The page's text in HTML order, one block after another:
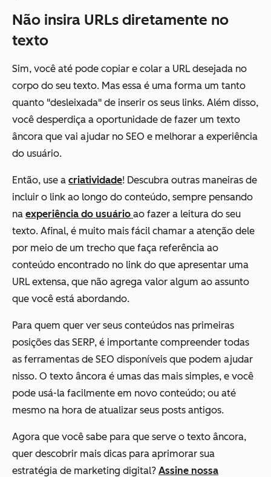
Não insira URLs diretamente no
texto
Sim, você até pode copiar e colar a URL desejada no
corpo do seu texto. Mas essa é uma forma um tanto
quanto "desleixada" de inserir os seus links. Além disso,
você desperdiça a oportunidade de fazer um texto
âncora que vai ajudar no SEO e melhorar a experiência
do usuário.
Então, use a criatividade! Descubra outras maneiras de
incluir o link ao longo do conteúdo, sempre pensando
na experiência do usuário ao fazer a leitura do seu
texto. Afinal, é muito mais fácil chamar a atenção dele
por meio de um trecho que faça referência ao
conteúdo encontrado no link do que apresentar uma
URL extensa, que não agrega valor algum ao assunto
que você está abordando.
Para quem quer ver seus conteúdos nas primeiras
posições das SERP, é importante compreender todas
as ferramentas de SEO disponíveis que podem ajudar
nisso. O texto âncora é umas das mais simples, e você
pode usá-la facilmente em novo conteúdo; ou até
mesmo na hora de atualizar seus posts antigos.
Agora que você sabe para que serve o texto âncora,
quer descobrir mais dicas para aprimorar sua
estratégia de marketing digital? Assine nossa